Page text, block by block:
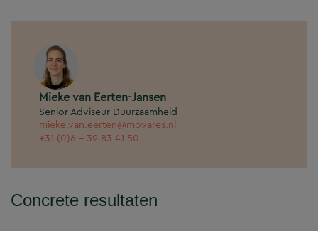
Mieke van Eerten-Jansen
Senior Adviseur Duurzaamheid
mieke.van.eerten@movares.nl
+31 (0)6 - 39 83 41 50
Concrete resultaten